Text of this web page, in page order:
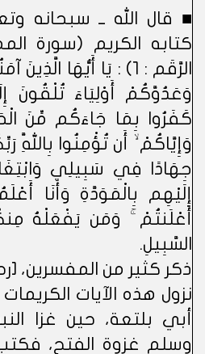
■ قال الله ــ سبحانه
كتابه الكريم (سورة
الرَّقَم : 1) : يَا أَيُّهَا
وَعَدُوَّكُمْ أَوْلِيَاءَ تُلْقُونَ
كَفَرُوا بِمَا جَاءَكُم مِّنَ
وَإِيَّاكُمْ ۙ أَن تُؤْمِنُوا بِاللَّهِ
جِهَادًا فِي سَبِيلِي
إِلَيْهِم بِالْمَوَدَّةِ وَأَنَا
أَعْلَنتُمْ ۚ وَمَن يَفْعَلْهُ
السَّبِيلِ.
ذكر كثير من المفسرين،
نزول هذه الآيات
أبي بلتعة، حين غزا
وسلم غزوة الفتح،